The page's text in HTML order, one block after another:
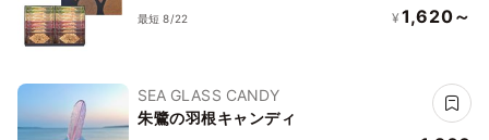
最短 8/22 ¥ 1,620～
SEA GLASS CANDY
朱鷺の羽根キャンディ